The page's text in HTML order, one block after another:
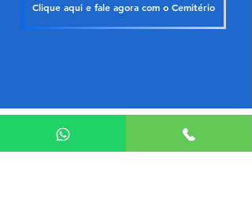
Clique aqui e fale agora com o Cemitério